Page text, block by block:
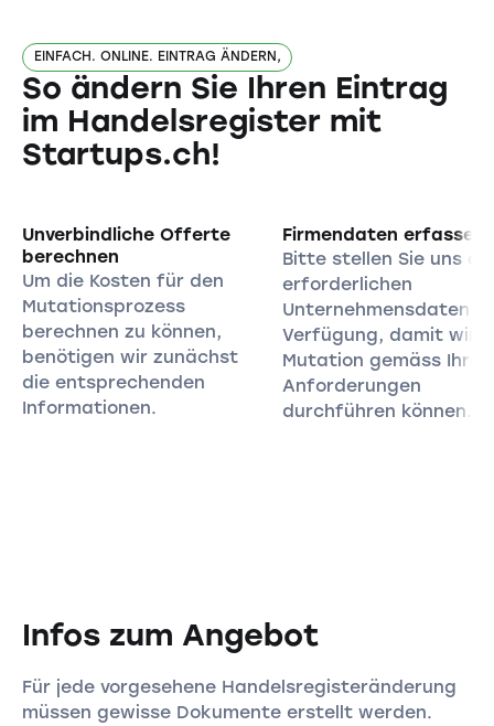
EINFACH. ONLINE. EINTRAG ÄNDERN,
So ändern Sie Ihren Eintrag
im Handelsregister mit
Startups.ch!
Unverbindliche Offerte
berechnen
Um die Kosten für den
Mutationsprozess
berechnen zu können,
benötigen wir zunächst
die entsprechenden
Informationen.
Firmendaten erfassen
Bitte stellen Sie uns
erforderlichen
Unternehmensdaten
Verfügung, damit wir
Mutation gemäss Ihren
Anforderungen
durchführen können.
Infos zum Angebot
Für jede vorgesehene Handelsregisteränderung
müssen gewisse Dokumente erstellt werden.